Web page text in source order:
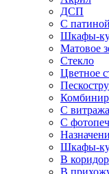
ДСП
С патиной
Шкафы-
Матовое
Стекло
Цветное
С
С
Шкафы-
В коридор
В